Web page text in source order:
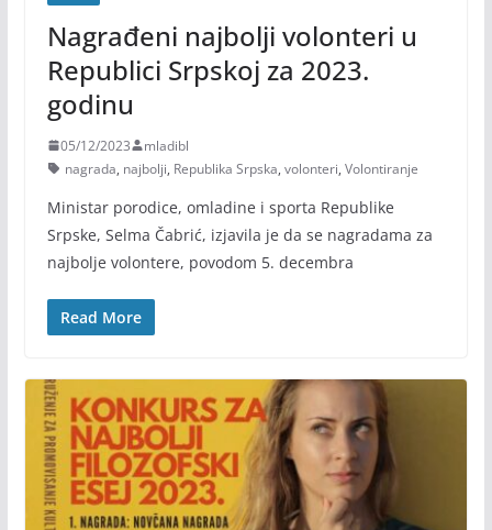
Nagrađeni najbolji volonteri u
Republici Srpskoj za 2023.
godinu
05/12/2023
mladibl
nagrada, najbolji, Republika Srpska, volonteri, Volontiranje
​Ministar porodice, omladine i sporta Republike
Srpske, Selma Čabrić, izjavila je da se nagradama za
najbolje volontere, povodom 5. decembra
Read More